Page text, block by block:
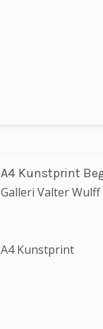
A4 Kunstprint
Galleri Valter Wulff
A4 Kunstprint